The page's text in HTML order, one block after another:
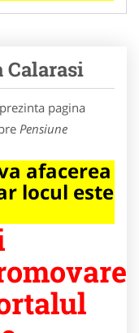
Calarasi
pagina
Pensiune
afacerea
locul este